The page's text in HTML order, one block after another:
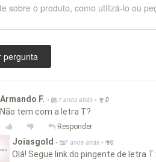
pergunta
Armando F. • 7 anos atrás • 0
Não tem com a letra T?
Responder
Joiasgold • 7 anos atrás • 0
Olá! Segue link do pingente de letra T: